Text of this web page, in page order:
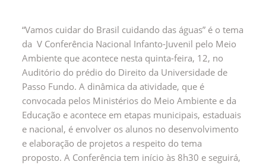
“Vamos cuidar do Brasil cuidando das águas” é o tema
da V Conferência Nacional Infanto-Juvenil pelo Meio
Ambiente que acontece nesta quinta-feira, 12, no
Auditório do prédio do Direito da Universidade de
Passo Fundo. A dinâmica da atividade, que é
convocada pelos Ministérios do Meio Ambiente e da
Educação e acontece em etapas municipais, estaduais
e nacional, é envolver os alunos no desenvolvimento
e elaboração de projetos a respeito do tema
proposto. A Conferência tem início às 8h30 e seguirá,